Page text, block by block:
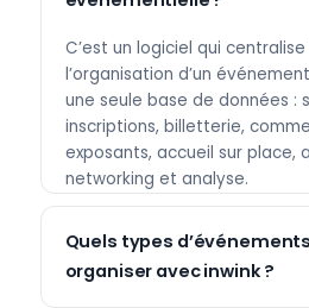
C’est un logiciel qui
l’organisation d’un
une seule base de données :
inscriptions, billetterie,
exposants, accueil sur place,
networking et analyse.
Quels types
organiser avec inwink ?